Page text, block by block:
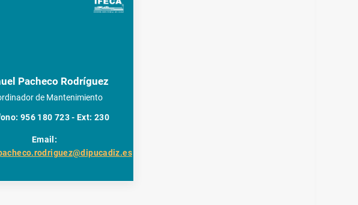
Pacheco Rodríguez
de Mantenimiento
956 180 723 - Ext: 230
Email: